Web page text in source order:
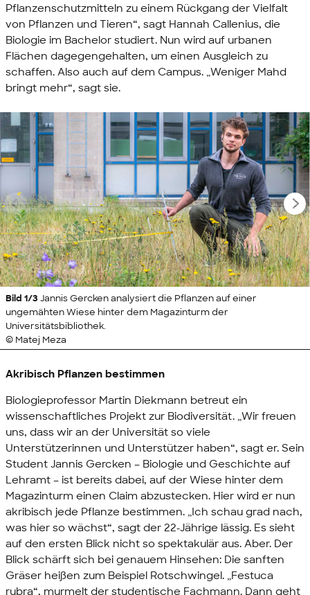
Pflanzenschutzmitteln zu einem Rückgang der Vielfalt
von Pflanzen und Tieren“, sagt Hannah Callenius, die
Biologie im Bachelor studiert. Nun wird auf urbanen
Flächen dagegengehalten, um einen Ausgleich zu
schaffen. Also auch auf dem Campus. „Weniger Mahd
bringt mehr“, sagt sie.
Bild 1/3 Jannis Gercken analysiert die Pflanzen auf einer
ungemähten Wiese hinter dem Magazinturm der
Universitätsbibliothek.
© Matej Meza
Akribisch Pflanzen bestimmen
Biologieprofessor Martin Diekmann betreut ein
wissenschaftliches Projekt zur Biodiversität. „Wir freuen
uns, dass wir an der Universität so viele
Unterstützerinnen und Unterstützer haben“, sagt er. Sein
Student Jannis Gercken – Biologie und Geschichte auf
Lehramt – ist bereits dabei, auf der Wiese hinter dem
Magazinturm einen Claim abzustecken. Hier wird er nun
akribisch jede Pflanze bestimmen. „Ich schau grad nach,
was hier so wächst“, sagt der 22-Jährige lässig. Es sieht
auf den ersten Blick nicht so spektakulär aus. Aber. Der
Blick schärft sich bei genauem Hinsehen: Die sanften
Gräser heißen zum Beispiel Rotschwingel. „Festuca
rubra“, murmelt der studentische Fachmann. Dann geht